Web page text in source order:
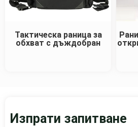
Тактическа раница за
обхват с дъждобран
Изпрати запитване